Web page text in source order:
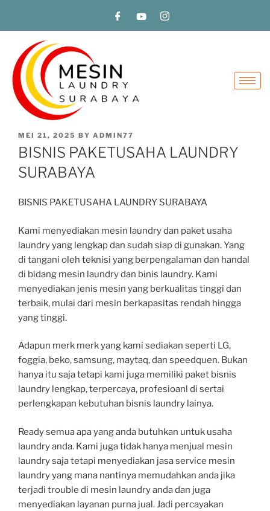
MEI 21, 2025 BY ADMIN77
BISNIS PAKETUSAHA LAUNDRY
SURABAYA
BISNIS PAKETUSAHA LAUNDRY SURABAYA
Kami menyediakan mesin laundry dan paket usaha
laundry yang lengkap dan sudah siap di gunakan. Yang
di tangani oleh teknisi yang berpengalaman dan handal
di bidang mesin laundry dan binis laundry. Kami
menyediakan jenis mesin yang berkualitas tinggi dan
terbaik, mulai dari mesin berkapasitas rendah hingga
yang tinggi.
Adapun merk merk yang kami sediakan seperti LG,
foggia, beko, samsung, maytaq, dan speedquen. Bukan
hanya itu saja tetapi kami juga memiliki paket bisnis
laundry lengkap, terpercaya, profesioanl di sertai
perlengkapan kebutuhan bisnis laundry lainya.
Ready semua apa yang anda butuhkan untuk usaha
laundry anda. Kami juga tidak hanya menjual mesin
laundry saja tetapi menyediakan jasa service mesin
laundry yang mana nantinya memudahkan anda jika
terjadi trouble di mesin laundry anda dan juga
menyediakan layanan purna jual. Jadi percayakan